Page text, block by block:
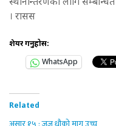
स्थानान्तरणका लागि
। रासस
शेयर गर्नुहोस:
WhatsApp
Related